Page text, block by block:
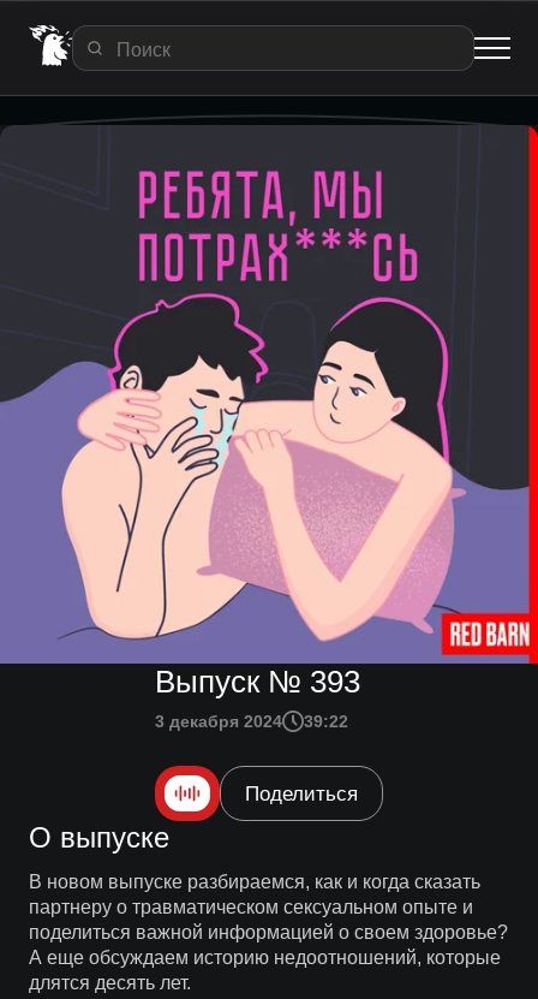
Выпуск № 393
3 декабря 2024 39:22
Поделиться
О выпуске
В новом выпуске разбираемся, как и когда сказать
партнеру о травматическом сексуальном опыте и
поделиться важной информацией о своем здоровье?
А еще обсуждаем историю недоотношений, которые
длятся десять лет.